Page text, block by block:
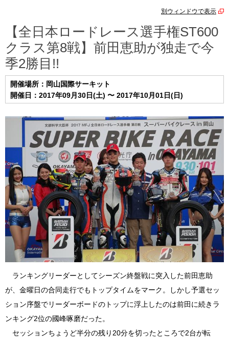
ポイントランキング
別ウィンドウで表示
【全日本ロードレース選手権ST600
クラス第8戦】前田恵助が独走で今
季2勝目!!
開催場所：岡山国際サーキット
開催日：2017年09月30日(土) 〜 2017年10月01日(日)
ランキングリーダーとしてシーズン終盤戦に突入した前田恵助
が、金曜日の合同走行でもトップタイムをマーク。しかし予選セッ
ション序盤でリーダーボードのトップに浮上したのは前田に続きラ
ンキング2位の國峰啄磨だった。
セッションちょうど半分の残り20分を切ったところで2台が転